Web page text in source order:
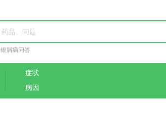
银屑病问答
症状
病因